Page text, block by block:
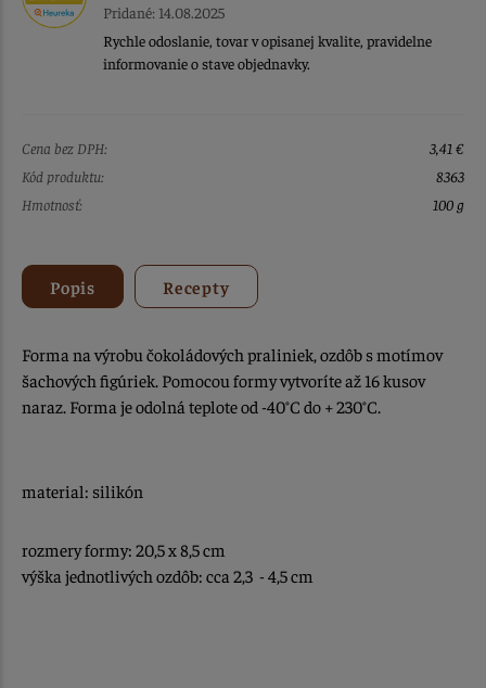
Pridané: 14.08.2025
Rychle odoslanie, tovar v opisanej kvalite, pravidelne
informovanie o stave objednavky.
Cena bez DPH:
3,41 €
Kód produktu:
8363
Hmotnosť:
100 g
Popis Recepty
Forma na výrobu čokoládových praliniek, ozdôb s motímov
šachových figúriek. Pomocou formy vytvoríte až 16 kusov
naraz. Forma je odolná teplote od -40°C do + 230°C.
material: silikón
rozmery formy: 20,5 x 8,5 cm
výška jednotlivých ozdôb: cca 2,3 - 4,5 cm